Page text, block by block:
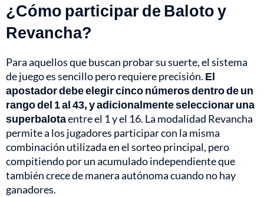
¿Cómo participar de Baloto y
Revancha?
Para aquellos que buscan probar su suerte, el sistema
de juego es sencillo pero requiere precisión. El
apostador debe elegir cinco números dentro de un
rango del 1 al 43, y adicionalmente seleccionar una
superbalotaentre el 1 y el 16. La modalidad Revancha
permite a los jugadores participar con la misma
combinación utilizada en el sorteo principal, pero
compitiendo por un acumulado independiente que
también crece de manera autónoma cuando no hay
ganadores.